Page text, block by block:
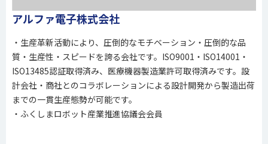
アルファ電子株式会社
・生産革新活動により、圧倒的なモチベーション・圧倒的な品
質・生産性・スピードを誇る会社です。ISO9001・ISO14001・
ISO13485認証取得済み、医療機器製造業許可取得済みです。設
計会社・商社とのコラボレーションによる設計開発から製造出荷
までの一貫生産態勢が可能です。
・ふくしまロボット産業推進協議会会員